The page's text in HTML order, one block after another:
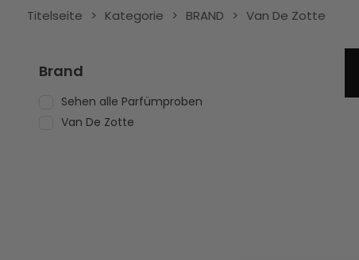
Titelseite > Kategorie > BRAND > Van De Zotte
Brand
Sehen alle Parfümproben
Van De Zotte